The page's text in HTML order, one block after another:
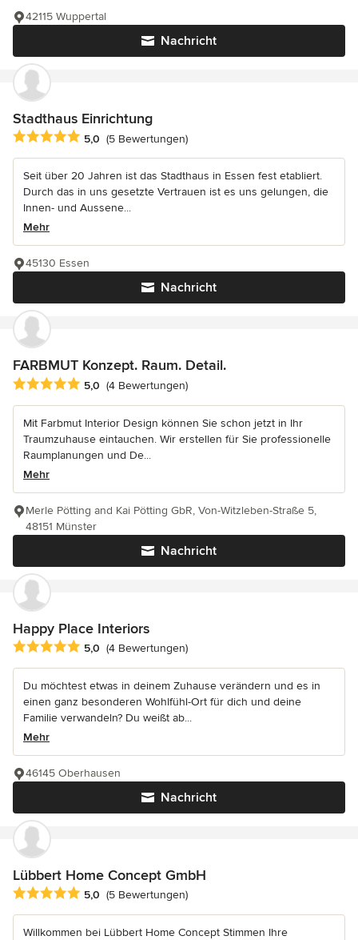
Nachricht
42115 Wuppertal
Stadthaus Einrichtung
Durchschnittliche Bewertung: 5 von 5 Sternen
5,0 (5 Bewertungen)
Seit über 20 Jahren ist das Stadthaus in Essen fest etabliert.
Durch das in uns gesetzte Vertrauen ist es uns gelungen, die
Innen- und Aussene...
Mehr
Nachricht
45130 Essen
FARBMUT Konzept. Raum. Detail.
Durchschnittliche Bewertung: 5 von 5 Sternen
5,0 (4 Bewertungen)
Mit Farbmut Interior Design können Sie schon jetzt in Ihr
Traumzuhause eintauchen. Wir erstellen für Sie professionelle
Raumplanungen und De...
Mehr
Nachricht
Merle Pötting and Kai Pötting GbR, Von-Witzleben-Straße 5,
48151 Münster
Happy Place Interiors
Durchschnittliche Bewertung: 5 von 5 Sternen
5,0 (4 Bewertungen)
Du möchtest etwas in deinem Zuhause verändern und es in
einen ganz besonderen Wohlfühl-Ort für dich und deine
Familie verwandeln? Du weißt ab...
Mehr
Nachricht
46145 Oberhausen
Lübbert Home Concept GmbH
Durchschnittliche Bewertung: 5 von 5 Sternen
5,0 (5 Bewertungen)
Willkommen bei Lübbert Home Concept Stimmen Ihre